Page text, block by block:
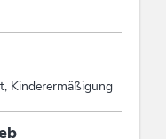
Kinderermäßigung